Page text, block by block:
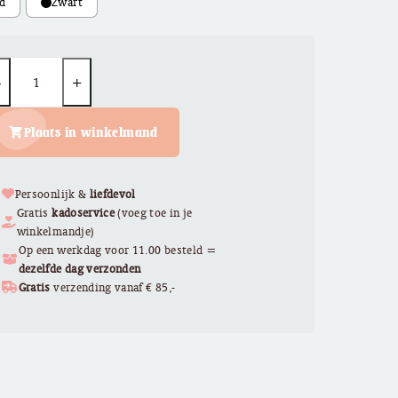
Plaats in winkelmand
Persoonlijk & liefdevol
Gratiskadoservice(voeg toe in je
winkelmandje)
Op een werkdag voor 11.00 besteld =
dezelfde dag verzonden
Gratis verzending vanaf € 85,-